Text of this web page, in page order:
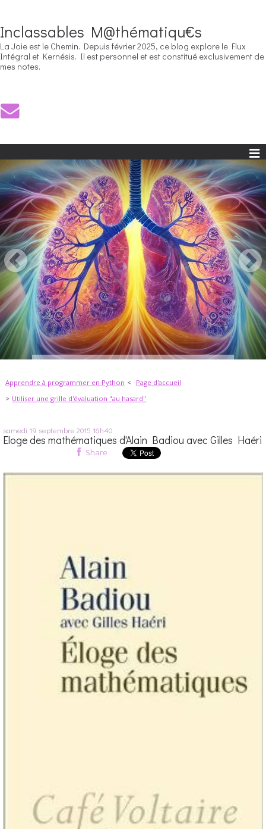
Inclassables M@thématiqu€s
La Joie est le Chemin. Depuis février 2025, ce blog explore le Flux
Intégral et Kernésis. Il est personnel et est constitué exclusivement de
mes notes.
Apprendre à programmer en Python
Page d'accueil
Utiliser une grille d'évaluation "au hasard"
samedi 19 septembre 2015 16h40
Eloge des mathématiques d'Alain Badiou avec Gilles Haéri
Share